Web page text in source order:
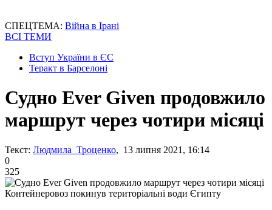
СПЕЦТЕМА: Війна в Ірані
ВСІ ТЕМИ
Вступ України в ЄС
Теракт в Барселоні
Судно Ever Given продовжило
маршрут через чотири місяці
Текст: Людмила Троценко, 13 липня 2021, 16:14
0
325
Контейнеровоз покинув територіальні води Єгипту